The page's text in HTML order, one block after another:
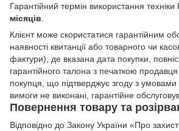
Гарантійний термін використання
місяців
Клієнт може скористатися гарантійним
наявності квитанції або товарного чи
фактури), де вказана дата покупки,
гарантійного талона з печаткою
покупця, що підтверджує згоду з умовами
вимоги не виконані, гарантійне
Повернення товару та
Відповідно до Закону України «Про